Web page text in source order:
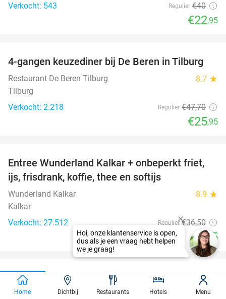
Verkocht: 543
Regulier €40
€22,95
46%
4-gangen keuzediner bij De Beren in Tilburg
Restaurant De Beren Tilburg 8.7 star
Tilburg
Verkocht: 2.218
Regulier €47,70
€25,95
32%
Entree Wunderland Kalkar + onbeperkt friet,
ijs, frisdrank, koffie, thee en softijs
Wunderland Kalkar 8.9 star
Kalkar
Verkocht: 27.512
Regulier €36,50
€25
72%
favorite_border
1 of 4 NEI-therapiesessies (90 min)
E-motion by Eddy 10.0star
Home Dichtbij Restaurants Hotels Menu